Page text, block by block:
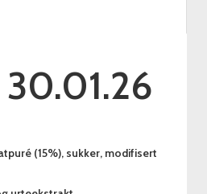
(15%), sukker, modifisert